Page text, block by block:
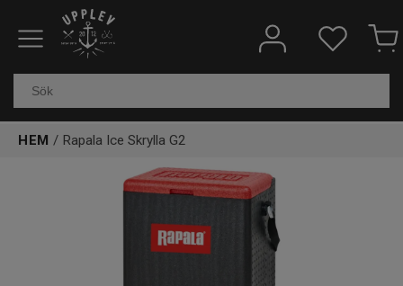
Fiskeredskap
HEM / Rapala Ice Skrylla G2